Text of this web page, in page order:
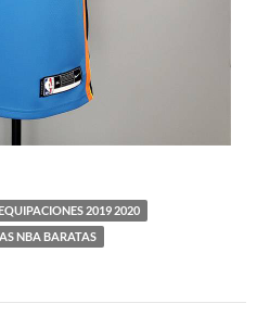
2019 2020
NBA BARATAS